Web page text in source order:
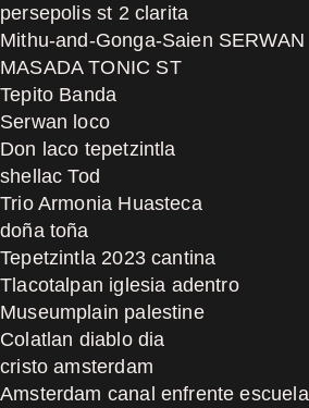
persepolis st 2 clarita
Mithu-and-Gonga-Saien SERWAN
MASADA TONIC ST
Tepito Banda
Serwan loco
Don laco tepetzintla
shellac Tod
Trio Armonia Huasteca
doña toña
Tepetzintla 2023 cantina
Tlacotalpan iglesia adentro
Museumplain palestine
Colatlan diablo dia
cristo amsterdam
Amsterdam canal enfrente escuela